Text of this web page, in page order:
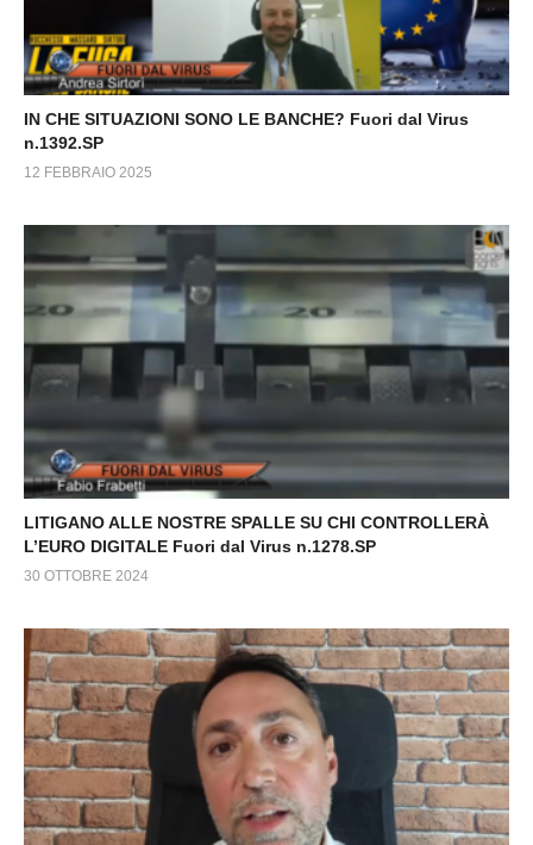
IN CHE SITUAZIONI SONO LE BANCHE? Fuori dal Virus
n.1392.SP
12 FEBBRAIO 2025
LITIGANO ALLE NOSTRE SPALLE SU CHI CONTROLLERÀ
L’EURO DIGITALE Fuori dal Virus n.1278.SP
30 OTTOBRE 2024